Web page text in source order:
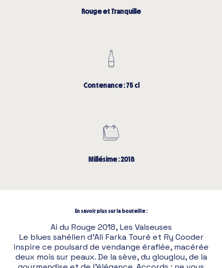
Rouge et Tranquille
Contenance : 75 cl
Millésime : 2018
En savoir plus sur la bouteille :
Ai du Rouge 2018, Les Valseuses
Le blues sahélien d’Ali Farka Touré et Ry Cooder
inspire ce poulsard de vendange éraflée, macérée
deux mois sur peaux. De la sève, du glouglou, de la